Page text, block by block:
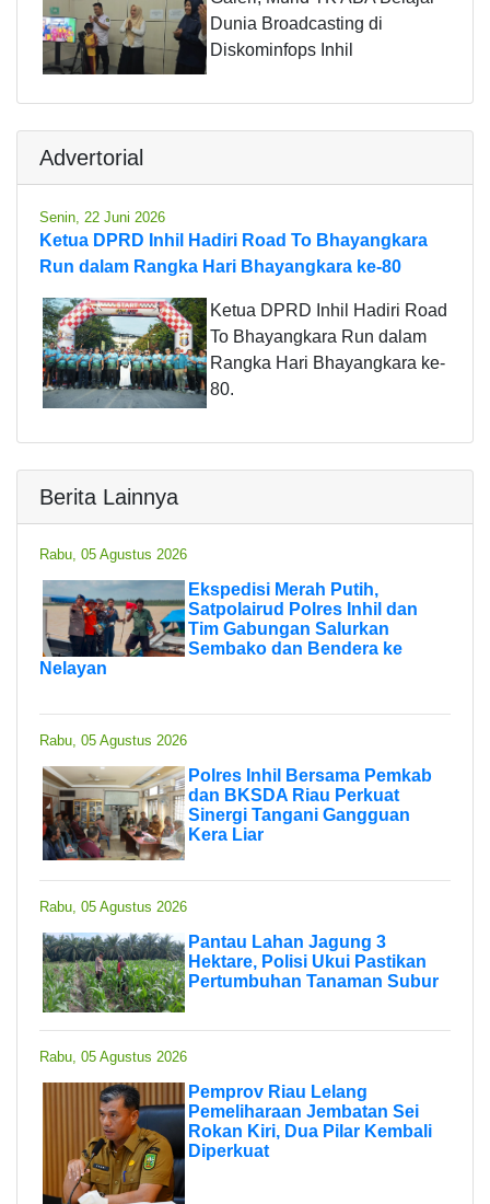
Dunia Broadcasting di
Diskominfops Inhil
Advertorial
Senin, 22 Juni 2026
Ketua DPRD Inhil Hadiri Road To Bhayangkara
Run dalam Rangka Hari Bhayangkara ke-80
Ketua DPRD Inhil Hadiri Road
To Bhayangkara Run dalam
Rangka Hari Bhayangkara ke-
80.
Berita Lainnya
Rabu, 05 Agustus 2026
Ekspedisi Merah Putih,
Satpolairud Polres Inhil dan
Tim Gabungan Salurkan
Sembako dan Bendera ke
Nelayan
Rabu, 05 Agustus 2026
Polres Inhil Bersama Pemkab
dan BKSDA Riau Perkuat
Sinergi Tangani Gangguan
Kera Liar
Rabu, 05 Agustus 2026
Pantau Lahan Jagung 3
Hektare, Polisi Ukui Pastikan
Pertumbuhan Tanaman Subur
Rabu, 05 Agustus 2026
Pemprov Riau Lelang
Pemeliharaan Jembatan Sei
Rokan Kiri, Dua Pilar Kembali
Diperkuat